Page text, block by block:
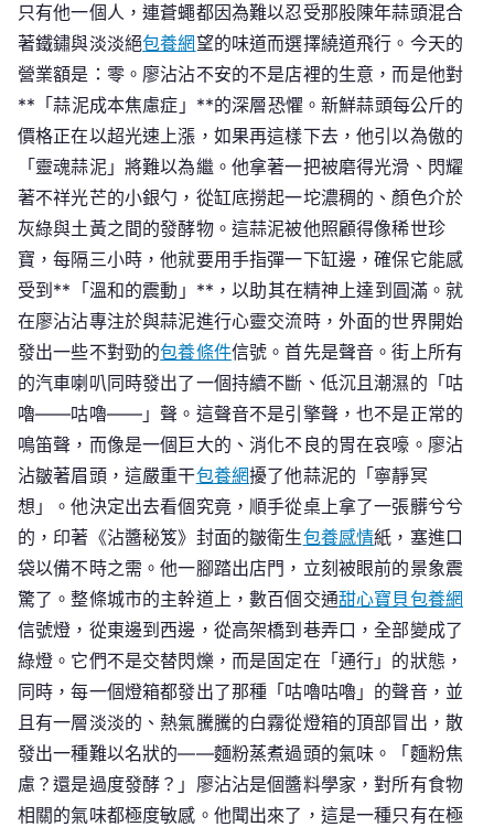
只有他一個人，連蒼蠅都因為難以忍受那股陳年蒜頭混合
著鐵鏽與淡淡絕包養網望的味道而選擇繞道飛行。今天的
營業額是：零。廖沾沾不安的不是店裡的生意，而是他對
**「蒜泥成本焦慮症」**的深層恐懼。新鮮蒜頭每公斤的
價格正在以超光速上漲，如果再這樣下去，他引以為傲的
「靈魂蒜泥」將難以為繼。他拿著一把被磨得光滑、閃耀
著不祥光芒的小銀勺，從缸底撈起一坨濃稠的、顏色介於
灰綠與土黃之間的發酵物。這蒜泥被他照顧得像稀世珍
寶，每隔三小時，他就要用手指彈一下缸邊，確保它能感
受到**「溫和的震動」**，以助其在精神上達到圓滿。就
在廖沾沾專注於與蒜泥進行心靈交流時，外面的世界開始
發出一些不對勁的包養條件信號。首先是聲音。街上所有
的汽車喇叭同時發出了一個持續不斷、低沉且潮濕的「咕
嚕——咕嚕——」聲。這聲音不是引擎聲，也不是正常的
鳴笛聲，而像是一個巨大的、消化不良的胃在哀嚎。廖沾
沾皺著眉頭，這嚴重干包養網擾了他蒜泥的「寧靜冥
想」。他決定出去看個究竟，順手從桌上拿了一張髒兮兮
的，印著《沾醬秘笈》封面的皺衛生包養感情紙，塞進口
袋以備不時之需。他一腳踏出店門，立刻被眼前的景象震
驚了。整條城市的主幹道上，數百個交通甜心寶貝包養網
信號燈，從東邊到西邊，從高架橋到巷弄口，全部變成了
綠燈。它們不是交替閃爍，而是固定在「通行」的狀態，
同時，每一個燈箱都發出了那種「咕嚕咕嚕」的聲音，並
且有一層淡淡的、熱氣騰騰的白霧從燈箱的頂部冒出，散
發出一種難以名狀的——麵粉蒸煮過頭的氣味。「麵粉焦
慮？還是過度發酵？」廖沾沾是個醬料學家，對所有食物
相關的氣味都極度敏感。他聞出來了，這是一種只有在極